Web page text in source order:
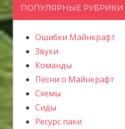
ПОПУЛЯРНЫЕ РУБРИКИ
Ошибки Майнкрафт
Звуки
Команды
Песни о Майнкрафт
Схемы
Сиды
Ресурс паки